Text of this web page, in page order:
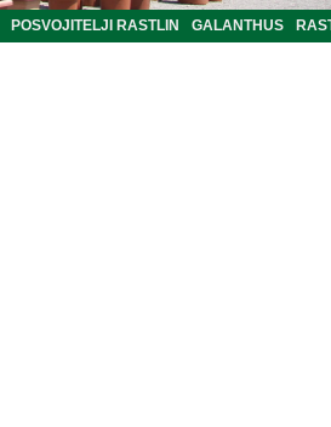
POSVOJITELJI RASTLIN GALANTHUS